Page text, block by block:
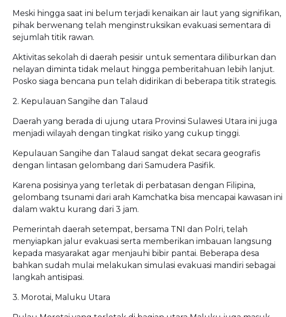
Meski hingga saat ini belum terjadi kenaikan air laut yang signifikan,
pihak berwenang telah menginstruksikan evakuasi sementara di
sejumlah titik rawan.
Aktivitas sekolah di daerah pesisir untuk sementara diliburkan dan
nelayan diminta tidak melaut hingga pemberitahuan lebih lanjut.
Posko siaga bencana pun telah didirikan di beberapa titik strategis.
2. Kepulauan Sangihe dan Talaud
Daerah yang berada di ujung utara Provinsi Sulawesi Utara ini juga
menjadi wilayah dengan tingkat risiko yang cukup tinggi.
Kepulauan Sangihe dan Talaud sangat dekat secara geografis
dengan lintasan gelombang dari Samudera Pasifik.
Karena posisinya yang terletak di perbatasan dengan Filipina,
gelombang tsunami dari arah Kamchatka bisa mencapai kawasan ini
dalam waktu kurang dari 3 jam.
Pemerintah daerah setempat, bersama TNI dan Polri, telah
menyiapkan jalur evakuasi serta memberikan imbauan langsung
kepada masyarakat agar menjauhi bibir pantai. Beberapa desa
bahkan sudah mulai melakukan simulasi evakuasi mandiri sebagai
langkah antisipasi.
3. Morotai, Maluku Utara